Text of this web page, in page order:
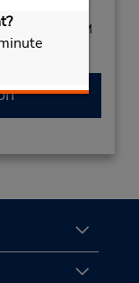
AM - 1:00 PM